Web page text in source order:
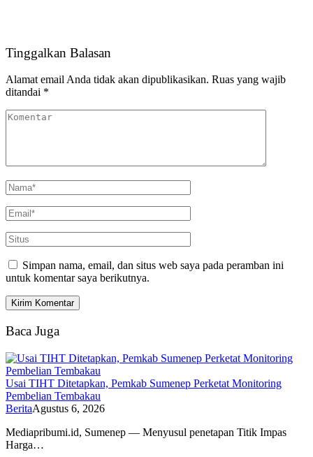
Tinggalkan Balasan
Alamat email Anda tidak akan dipublikasikan. Ruas yang wajib
ditandai *
Simpan nama, email, dan situs web saya pada peramban ini
untuk komentar saya berikutnya.
Baca Juga
Usai TIHT Ditetapkan, Pemkab Sumenep Perketat Monitoring
Pembelian Tembakau
BeritaAgustus 6, 2026
Mediapribumi.id, Sumenep — Menyusul penetapan Titik Impas
Harga…